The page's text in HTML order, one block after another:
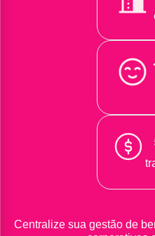
Centralize sua gestão de